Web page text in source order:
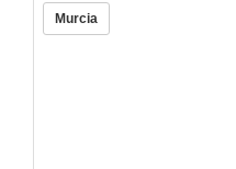
Murcia